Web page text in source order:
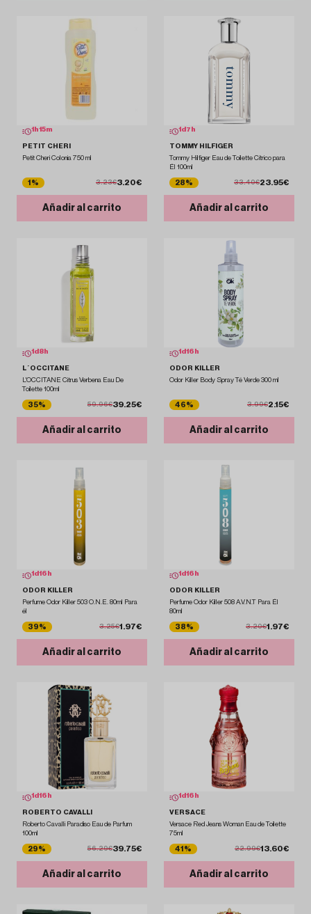
1 h15m
PETIT CHERI
Petit Cheri Colonia 750 ml
1% 3.23€3.20€
Añadir al carrito
1 d 7 h
TOMMY HILFIGER
Tommy Hilfiger Eau de Toilette Cítrico para
Él 100ml
28% 33.40€23.95€
Añadir al carrito
1 d 8 h
L´OCCITANE
L'OCCITANE Citrus Verbena Eau De
Toilette 100ml
35% 59.96€39.25€
Añadir al carrito
1 d 16 h
ODOR KILLER
Odor Killer Body Spray Té Verde 300 ml
46% 3.99€2.15€
Añadir al carrito
1 d 16 h
ODOR KILLER
Perfume Odor Killer 503 O.N.E. 80ml Para
él
39% 3.25€1.97€
Añadir al carrito
1 d 16 h
ODOR KILLER
Perfume Odor Killer 508 A.V.N.T Para Él
80ml
38% 3.20€1.97€
Añadir al carrito
1 d 16 h
ROBERTO CAVALLI
Roberto Cavalli Paradiso Eau de Parfum
100ml
29% 56.29€39.75€
Añadir al carrito
1 d 16 h
VERSACE
Versace Red Jeans Woman Eau de Toilette
75ml
41% 22.99€13.60€
Añadir al carrito